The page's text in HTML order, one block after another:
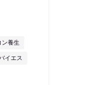
ン養生
イエス